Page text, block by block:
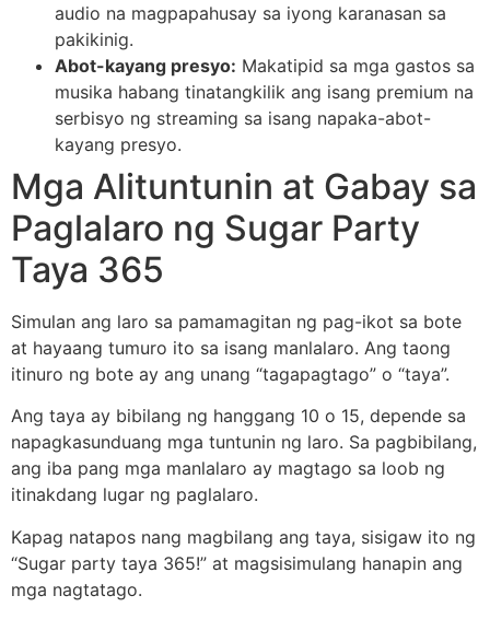
audio na magpapahusay sa iyong karanasan sa
pakikinig.
Abot-kayang presyo: Makatipid sa mga gastos sa
musika habang tinatangkilik ang isang premium na
serbisyo ng streaming sa isang napaka-abot-
kayang presyo.
Mga Alituntunin at Gabay sa
Paglalaro ng Sugar Party
Taya 365
Simulan ang laro sa pamamagitan ng pag-ikot sa bote
at hayaang tumuro ito sa isang manlalaro. Ang taong
itinuro ng bote ay ang unang “tagapagtago” o “taya”.
Ang taya ay bibilang ng hanggang 10 o 15, depende sa
napagkasunduang mga tuntunin ng laro. Sa pagbibilang,
ang iba pang mga manlalaro ay magtago sa loob ng
itinakdang lugar ng paglalaro.
Kapag natapos nang magbilang ang taya, sisigaw ito ng
“Sugar party taya 365!” at magsisimulang hanapin ang
mga nagtatago.